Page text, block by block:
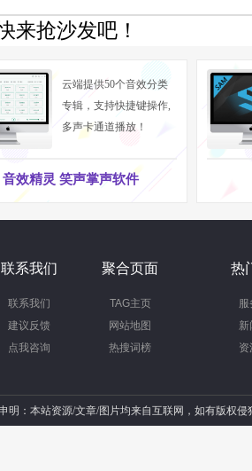
来抢沙发吧！
云端提供50个音效分类
专辑，支持快捷键操作,
多声卡通道播放！
音效精灵 笑声掌声软件
联系我们
联系我们
建议反馈
点我咨询
聚合页面
TAG主页
网站地图
热搜词榜
热
服
新
资
明：本站资源/文章/图片均来自互联网，如有版权